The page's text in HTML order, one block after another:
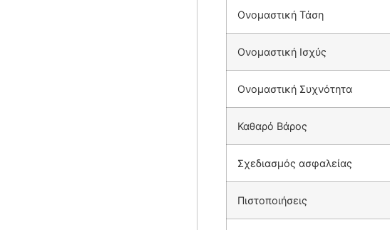
Ονομαστική Τάση
Ονομαστική Ισχύς
Ονομαστική Συχνότητα
Καθαρό Βάρος
Σχεδιασμός ασφαλείας
Πιστοποιήσεις